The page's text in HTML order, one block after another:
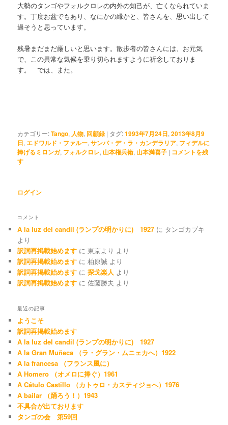
大勢のタンゴやフォルクロレの内外の知己が、亡くなられていま
す。丁度お盆でもあり、なにかの縁かと、皆さんを、思い出して
過そうと思っています。
残暑まだまだ厳しいと思います。散歩者の皆さんには、お元気
で、この異常な気候を乗り切られますように祈念しておりま
す。 では、また。
カテゴリー:Tango, 人物, 回顧録 | タグ:1993年7月24日,2013年8月9
日, エドワルド・ファルー,サンバ・デ・ラ・カンデラリア, フィデルに
捧げるミロンガ, フォルクロレ, 山本権兵衛, 山本満喜子 | コメントを残
す
ログイン
コメント
A la luz del candil (ランプの明かりに) 1927 に タンゴカブキ
より
訳詞再掲載始めます に東京より より
訳詞再掲載始めます に柏原誠 より
訳詞再掲載始めます に探戈楽人 より
訳詞再掲載始めます に佐藤勝夫 より
最近の記事
ようこそ
訳詞再掲載始めます
A la luz del candil (ランプの明かりに) 1927
A la Gran Muñeca （ラ・グラン・ムニェカへ）1922
A la francesa （フランス風に）
A Homero （オメロに捧ぐ）1961
A Cátulo Castillo （カトゥロ・カスティジョへ）1976
A bailar （踊ろう！）1943
不具合が出ております
タンゴの会 第59回